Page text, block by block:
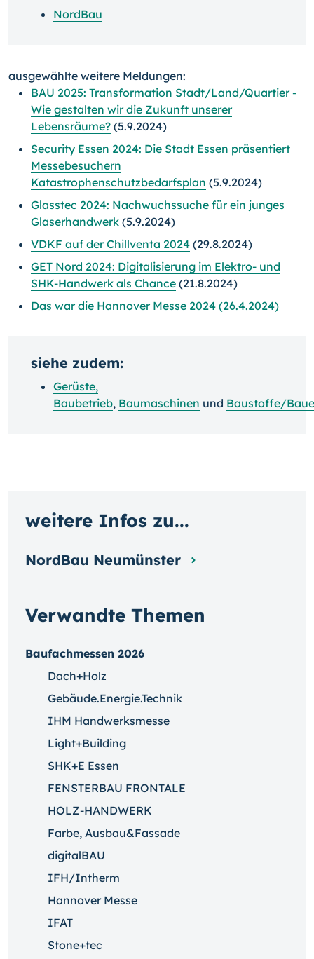
NordBau
ausgewählte weitere Meldungen:
BAU 2025: Transformation Stadt/Land/Quartier -
Wie gestalten wir die Zukunft unserer
Lebensräume? (5.9.2024)
Security Essen 2024: Die Stadt Essen präsentiert
Messebesuchern
Katastrophenschutzbedarfsplan (5.9.2024)
Glasstec 2024: Nachwuchssuche für ein junges
Glaserhandwerk (5.9.2024)
VDKF auf der Chillventa 2024 (29.8.2024)
GET Nord 2024: Digitalisierung im Elektro- und
SHK-Handwerk als Chance (21.8.2024)
Das war die Hannover Messe 2024 (26.4.2024)
siehe zudem:
Gerüste,
Baubetrieb, Baumaschinen und Baustoffe/
Verwandte Themen
Baufachmessen 2026
Dach+Holz
Gebäude.Energie.Technik
IHM Handwerksmesse
Light+Building
SHK+E Essen
FENSTERBAU FRONTALE
HOLZ-HANDWERK
Farbe, Ausbau&Fassade
digitalBAU
IFH/Intherm
Hannover Messe
IFAT
Stone+tec
weitere Infos zu...
NordBau Neumünster